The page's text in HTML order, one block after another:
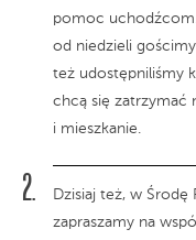
pomoc
od niedzieli
też udostępniliśmy
chcą się zatrzymać
i mieszkanie.
Dzisiaj też, w Środę
zapraszamy na